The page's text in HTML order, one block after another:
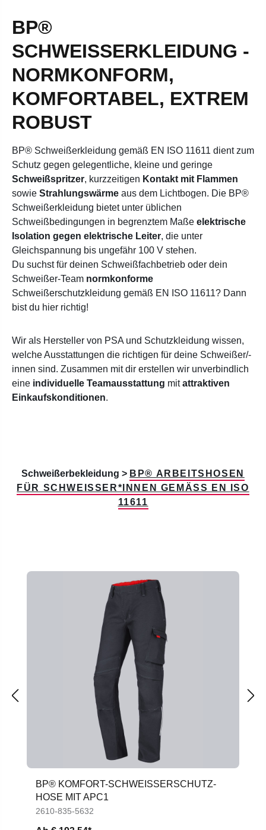
BP®
SCHWEISSERKLEIDUNG - N
ORMKONFORM, K
OMFORTABEL, EXTREM R
OBUST
BP® Schweißerkleidung gemäß EN ISO 11611 dient zum
Schutz gegen gelegentliche, kleine und geringe
Schweißspritzer, kurzzeitigen Kontakt mit Flammen
sowie Strahlungswärme aus dem Lichtbogen. Die BP®
Schweißerkleidung bietet unter üblichen
Schweißbedingungen in begrenztem Maße elektrische
Isolation gegen elektrische Leiter, die unter
Gleichspannung bis ungefähr 100 V stehen.
Du suchst für deinen Schweißfachbetrieb oder dein
Schweißer-Team normkonforme
Schweißerschutzkleidung gemäß EN ISO 11611? Dann
bist du hier richtig!
Wir als Hersteller von PSA und Schutzkleidung wissen,
welche Ausstattungen die richtigen für deine Schweißer/-
innen sind. Zusammen mit dir erstellen wir unverbindlich
eine individuelle Teamausstattung mitattraktiven
Einkaufskonditionen.
Schweißerbekleidung > BP® ARBEITSHOSEN
FÜR SCHWEISSER*INNEN GEMÄSS EN ISO 11
611
BP® KOMFORT-SCHWEISSERSCHUTZ-H
OSE MIT APC1
2610-835-5632